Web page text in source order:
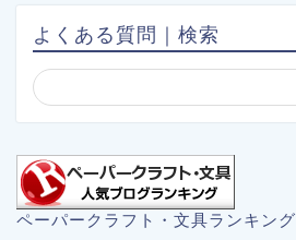
よくある質問｜検索
ペーパークラフト・文具ランキング